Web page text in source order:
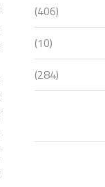
(406)
(10)
(284)